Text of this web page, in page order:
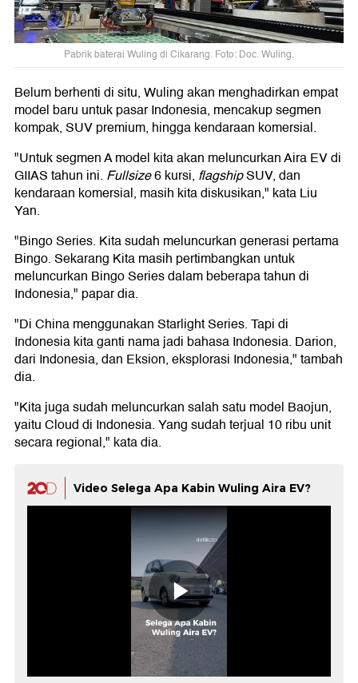
Pabrik baterai Wuling di Cikarang. Foto: Doc. Wuling.
Belum berhenti di situ, Wuling akan menghadirkan empat
model baru untuk pasar Indonesia, mencakup segmen
kompak, SUV premium, hingga kendaraan komersial.
"Untuk segmen A model kita akan meluncurkan Aira EV di
GIIAS tahun ini. Fullsize6 kursi, flagshipSUV, dan
kendaraan komersial, masih kita diskusikan," kata Liu
Yan.
"Bingo Series. Kita sudah meluncurkan generasi pertama
Bingo. Sekarang Kita masih pertimbangkan untuk
meluncurkan Bingo Series dalam beberapa tahun di
Indonesia," papar dia.
"Di China menggunakan Starlight Series. Tapi di
Indonesia kita ganti nama jadi bahasa Indonesia. Darion,
dari Indonesia, dan Eksion, eksplorasi Indonesia," tambah
dia.
"Kita juga sudah meluncurkan salah satu model Baojun,
yaitu Cloud di Indonesia. Yang sudah terjual 10 ribu unit
secara regional," kata dia.
Video Selega Apa Kabin Wuling Aira EV?